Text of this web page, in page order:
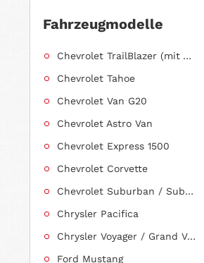
Fahrzeugmodelle
Chevrolet TrailBlazer (mit Allradantrieb)
Chevrolet Tahoe
Chevrolet Van G20
Chevrolet Astro Van
Chevrolet Express 1500
Chevrolet Corvette
Chevrolet Suburban / Suburban 1500
Chrysler Pacifica
Chrysler Voyager / Grand Voyager
Ford Mustang